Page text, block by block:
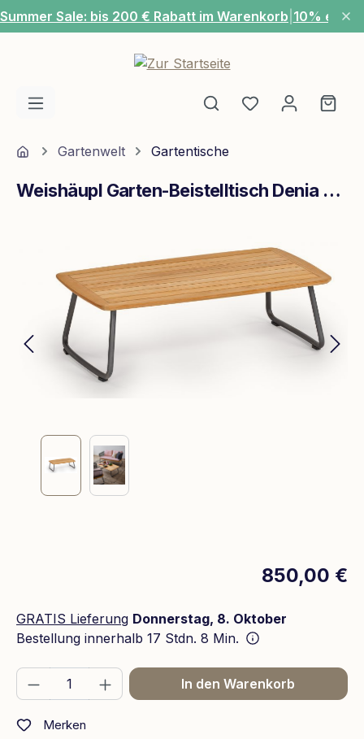
Zum Hauptinhalt springen
Summer Sale: bis 200 € Rabatt im Warenkorb 10% extra
Du hast 0
HomeGartenwelt Gartentische
Weishäupl Garten-Beistelltisch Denia 115x55 cm Teak massiv
850,00 €
GRATIS Lieferung Donnerstag, 8. Oktober
Bestellung innerhalb 17 Stdn. 8 Min.
Produkt Anzahl: Gib den gewünschten
In den Warenkorb
Merken